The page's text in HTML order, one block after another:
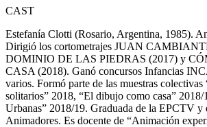
CAST
Estefanía Clotti (Rosario, Argentina, 1985).
Dirigió los cortometrajes JUAN
DOMINIO DE LAS PIEDRAS (2017) y
CASA (2018). Ganó concursos Infancias
varios. Formó parte de las muestras colectivas
solitarios” 2018, “El dibujo como casa” 2018/
Urbanas” 2018/19. Graduada de la EPCTV y
Animadores. Es docente de “Animación